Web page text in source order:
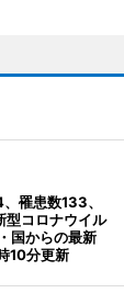
罹患数133、
コロナウイル
国からの最新
10分更新